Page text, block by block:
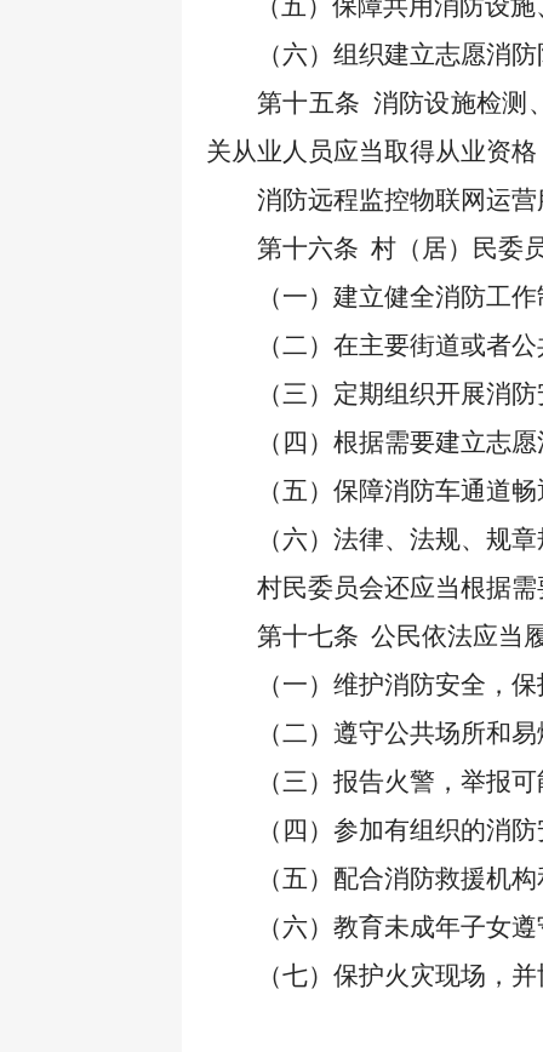
（五）保障共用消防设
（六）组织建立志愿消
第十五条 消防设施检测
关从业人员应当取得从业资
消防远程监控物联网运
第十六条 村（居）民委
（一）建立健全消防工
（二）在主要街道或者
（三）定期组织开展消
（四）根据需要建立志
（五）保障消防车通道
（六）法律、法规、规
村民委员会还应当根据
第十七条 公民依法应当
（一）维护消防安全，
（二）遵守公共场所和
（三）报告火警，举报
（四）参加有组织的消
（五）配合消防救援机
（六）教育未成年子女
（七）保护火灾现场，